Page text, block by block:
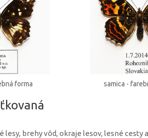
forma samica -
lesy, brehy vôd, okraje lesov, lesné cesty